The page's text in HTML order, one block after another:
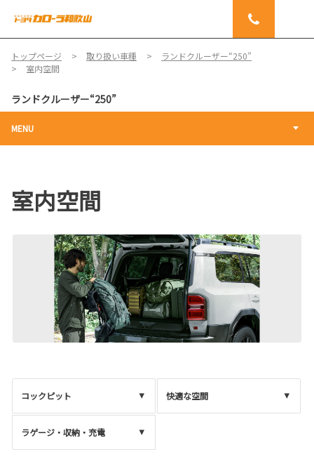
トップページ 取り扱い車種
ランドクルーザー“250”
室内空間
ランドクルーザー“250”
MENU
室内空間
コックピット 快適な空間
ラゲージ・収納・充電